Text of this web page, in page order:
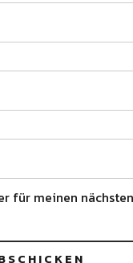
für meinen